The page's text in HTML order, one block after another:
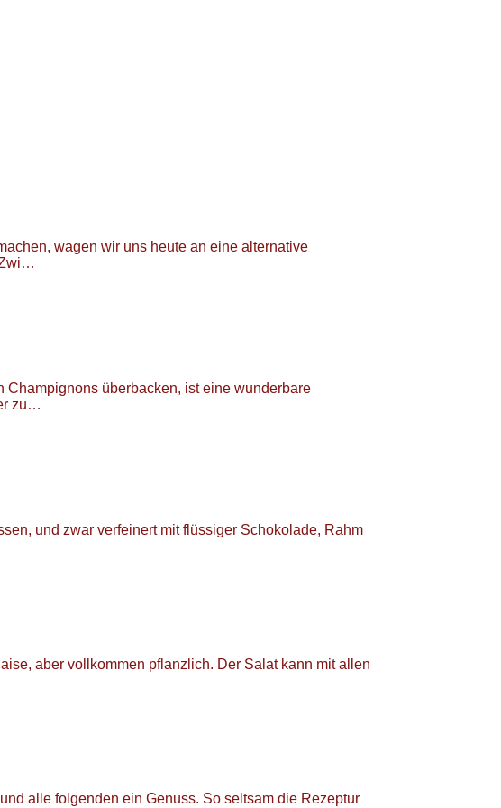
wagen wir uns heute an eine alternative
überbacken, ist eine wunderbare
zu…
und zwar verfeinert mit flüssiger Schokolade, Rahm
aber vollkommen pflanzlich. Der Salat kann mit allen
alle folgenden ein Genuss. So seltsam die Rezeptur